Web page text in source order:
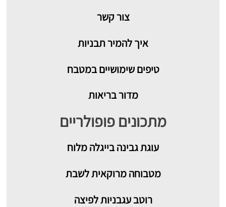
צור קשר
איך להמיר תבניות
טיפים שימושיים במטבח
מדור בריאות
מתכונים פופולריים
עוגת גבינה בייגלה מלוח
מטבוחה מרוקאית לשבת
רוטב עגבניות לפיצה